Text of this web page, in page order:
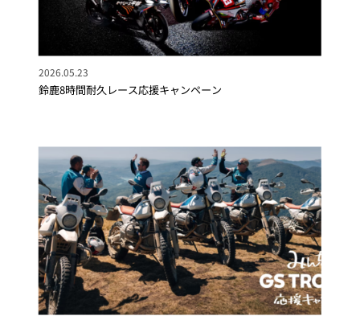
鈴鹿8時間耐久レース応援キャンペーン
2026.05.23